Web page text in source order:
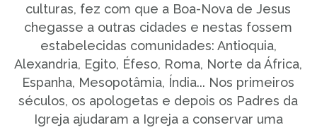
culturas, fez com que a Boa-Nova de Jesus
chegasse a outras cidades e nestas fossem
estabelecidas comunidades: Antioquia,
Alexandria, Egito, Éfeso, Roma, Norte da África,
Espanha, Mesopotâmia, Índia... Nos primeiros
séculos, os apologetas e depois os Padres da
Igreja ajudaram a Igreja a conservar uma